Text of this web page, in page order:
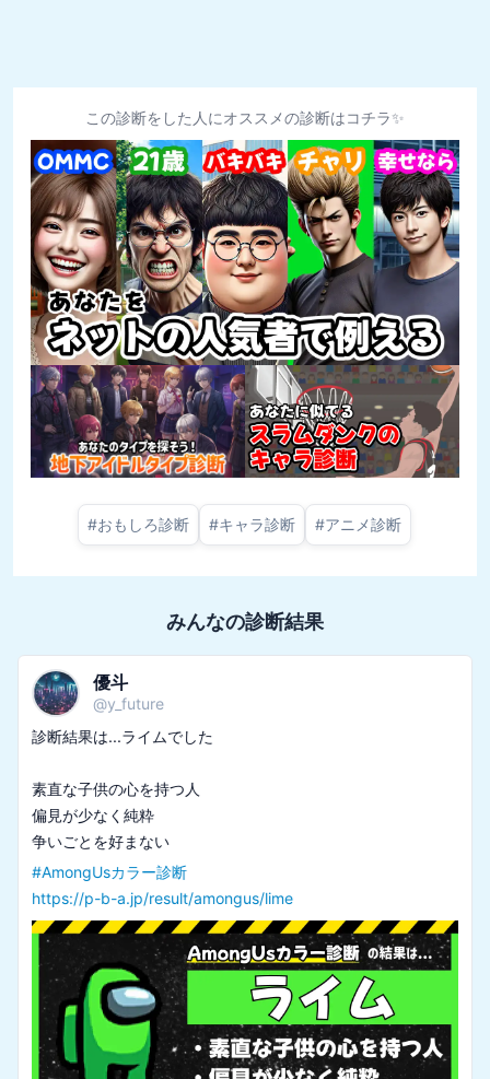
この診断をした人にオススメの診断はコチラ✨
#おもしろ診断 #キャラ診断 #アニメ診断
みんなの診断結果
優斗
@y_future
診断結果は...ライムでした
素直な子供の心を持つ人
偏見が少なく純粋
争いごとを好まない
#AmongUsカラー診断
https://p-b-a.jp/result/amongus/lime